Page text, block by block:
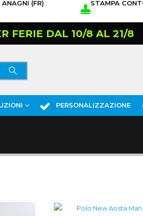
(FR) STAMPA
FERIE DAL 10/8 AL 21/8
PERSONALIZZAZIONE